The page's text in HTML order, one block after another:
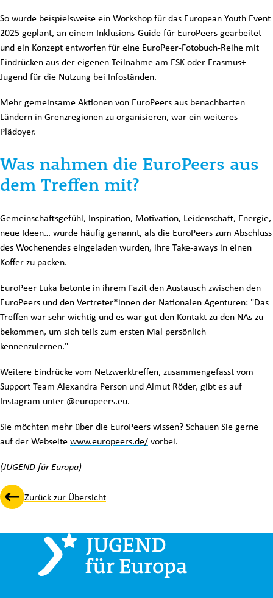
So wurde beispielsweise ein Workshop für das European Youth Event
2025 geplant, an einem Inklusions-Guide für EuroPeers gearbeitet
und ein Konzept entworfen für eine EuroPeer-Fotobuch-Reihe mit
Eindrücken aus der eigenen Teilnahme am ESK oder Erasmus+
Jugend für die Nutzung bei Infoständen.
Mehr gemeinsame Aktionen von EuroPeers aus benachbarten
Ländern in Grenzregionen zu organisieren, war ein weiteres
Plädoyer.
Was nahmen die EuroPeers aus
dem Treffen mit?
Gemeinschaftsgefühl, Inspiration, Motivation, Leidenschaft, Energie,
neue Ideen… wurde häufig genannt, als die EuroPeers zum Abschluss
des Wochenendes eingeladen wurden, ihre Take-aways in einen
Koffer zu packen.
EuroPeer Luka betonte in ihrem Fazit den Austausch zwischen den
EuroPeers und den Vertreter*innen der Nationalen Agenturen: "Das
Treffen war sehr wichtig und es war gut den Kontakt zu den NAs zu
bekommen, um sich teils zum ersten Mal persönlich
kennenzulernen."
Weitere Eindrücke vom Netzwerktreffen, zusammengefasst vom
Support Team Alexandra Person und Almut Röder, gibt es auf
Instagram unter @europeers.eu.
Sie möchten mehr über die EuroPeers wissen? Schauen Sie gerne
auf der Webseitewww.europeers.de/vorbei.
(JUGEND für Europa)
Zurück zur Übersicht